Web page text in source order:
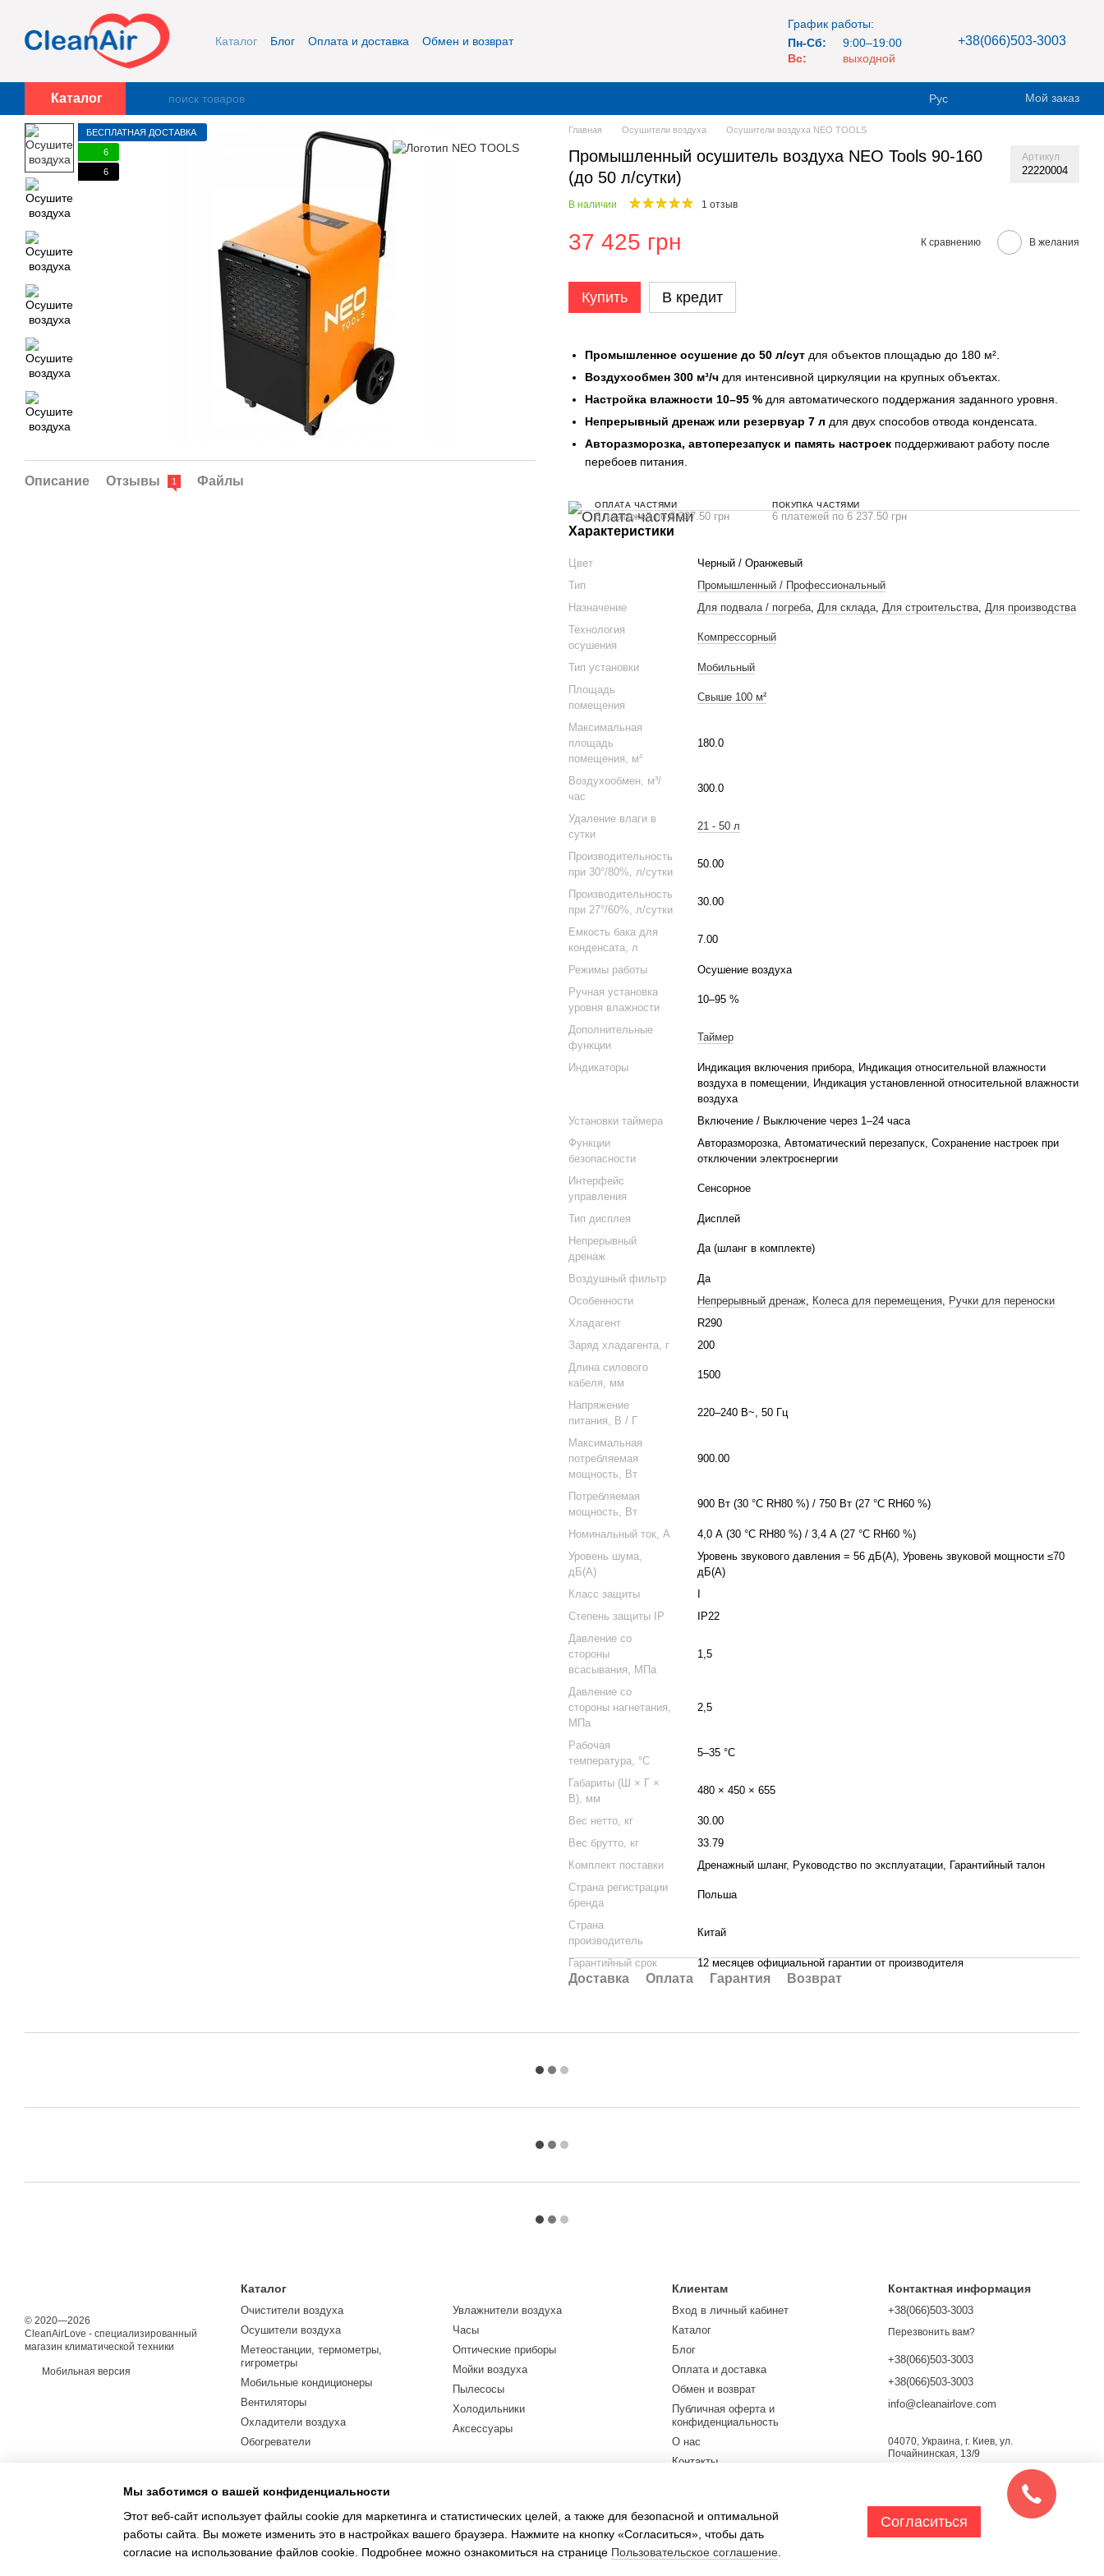
Перейти к основному контенту
Каталог Блог Оплата и доставка
Обмен и возврат
График работы:
Пн-Сб:
9:00–19:00
Вс:
выходной
+38(066)503-3003
Каталог Рус Мой заказ
БЕСПЛАТНАЯ ДОСТАВКА
6
6
Описание Отзывы 1 Файлы
Главная Осушители воздуха Осушители воздуха NEO TOOLS
Промышленный осушитель воздуха NEO Tools 90-160
(до 50 л/сутки)
Артикул
22220004
В наличии 1 отзыв
37 425 грн К сравнению В желания
Купить В кредит
Промышленное осушение до 50 л/сут для объектов площадью до 180 м².
Воздухообмен 300 м³/ч для интенсивной циркуляции на крупных объектах.
Настройка влажности 10–95 % для автоматического поддержания заданного уровня.
Непрерывный дренаж или резервуар 7 л для двух способов отвода конденсата.
Авторазморозка, автоперезапуск и память настроек поддерживают работу после
перебоев питания.
ОПЛАТА ЧАСТЯМИ
6 платежей по 6 237.50 грн
ПОКУПКА ЧАСТЯМИ
6 платежей по 6 237.50 грн
Характеристики
Цвет
Черный / Оранжевый
Тип
Промышленный / Профессиональный
Назначение
Для подвала / погреба, Для склада, Для строительства, Для производства
Технология
осушения
Компрессорный
Тип установки
Мобильный
Площадь
помещения
Свыше 100 м²
Максимальная
площадь
помещения, м²
180.0
Воздухообмен, м³/
час
300.0
Удаление влаги в
сутки
21 - 50 л
Производительность
при 30°/80%, л/сутки
50.00
Производительность
при 27°/60%, л/сутки
30.00
Емкость бака для
конденсата, л
7.00
Режимы работы
Осушение воздуха
Ручная установка
уровня влажности
10–95 %
Дополнительные
функции
Таймер
Индикаторы
Индикация включения прибора, Индикация относительной влажности
воздуха в помещении, Индикация установленной относительной влажности
воздуха
Установки таймера
Включение / Выключение через 1–24 часа
Функции
безопасности
Авторазморозка, Автоматический перезапуск, Сохранение настроек при
отключении электроєнергии
Интерфейс
управления
Сенсорное
Тип дисплея
Дисплей
Непрерывный
дренаж
Да (шланг в комплекте)
Воздушный фильтр
Да
Особенности
Непрерывный дренаж, Колеса для перемещения, Ручки для переноски
Хладагент
R290
Заряд хладагента, г
200
Длина силового
кабеля, мм
1500
Напряжение
питания, В / Г
220–240 В~, 50 Гц
Максимальная
потребляемая
мощность, Вт
900.00
Потребляемая
мощность, Вт
900 Вт (30 °C RH80 %) / 750 Вт (27 °C RH60 %)
Номинальный ток, А
4,0 А (30 °C RH80 %) / 3,4 А (27 °C RH60 %)
Уровень шума,
дБ(А)
Уровень звукового давления = 56 дБ(A), Уровень звуковой мощности ≤70
дБ(A)
Класс защиты
Степень защиты IP
IP22
Давление со
стороны
всасывания, МПа
1,5
Давление со
стороны нагнетания,
МПа
2,5
Рабочая
температура, °С
5–35 °C
Габариты (Ш × Г ×
В), мм
480 × 450 × 655
Вес нетто, кг
30.00
Вес брутто, кг
33.79
Комплект поставки
Дренажный шланг, Руководство по эксплуатации, Гарантийный талон
Страна регистрации
бренда
Польша
Страна
производитель
Китай
Гарантийный срок 12 месяцев официальной гарантии от производителя
Доставка Оплата Гарантия Возврат
© 2020—2026
CleanAirLove - специализированный
магазин климатической техники
Мобильная версия
Каталог
Очистители воздуха
Осушители воздуха
Метеостанции, термометры,
гигрометры
Мобильные кондиционеры
Вентиляторы
Охладители воздуха
Обогреватели
Увлажнители воздуха
Часы
Оптические приборы
Мойки воздуха
Пылесосы
Холодильники
Аксессуары
Клиентам
Вход в личный кабинет
Каталог
Блог
Оплата и доставка
Обмен и возврат
Публичная оферта и
конфиденциальность
О нас
Контакты
Контактная информация
+38(066)503-3003
Перезвонить вам?
+38(066)503-3003
+38(066)503-3003
info@cleanairlove.com
04070, Украина, г. Киев, ул.
Почайнинская, 13/9
Мы заботимся о вашей конфиденциальности
Этот веб-сайт использует файлы cookie для маркетинга и статистических целей, а также для безопасной и оптимальной
работы сайта. Вы можете изменить это в настройках вашего браузера. Нажмите на кнопку «Согласиться», чтобы дать
согласие на использование файлов cookie. Подробнее можно ознакомиться на странице Пользовательское соглашение
Согласиться